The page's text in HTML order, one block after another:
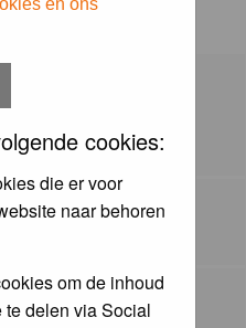
en ons
cookies:
die er voor
naar behoren
om de inhoud
delen via Social